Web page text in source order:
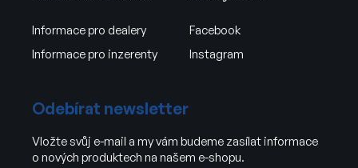
Informace pro dealery
Informace pro inzerenty
Facebook
Instagram
Odebírat newsletter
Vložte svůj e-mail a my vám budeme zasílat informace
o nových produktech na našem e-shopu.